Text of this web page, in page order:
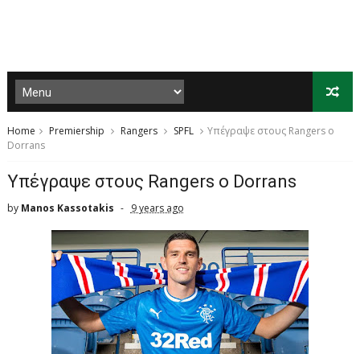
Home Premiership Rangers SPFL
Yπέγραψε στους Rangers ο
Dorrans
Yπέγραψε στους Rangers ο Dorrans
by Manos Kassotakis 9 years ago